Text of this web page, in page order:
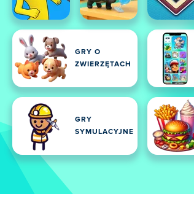
GRY O
ZWIERZĘTACH
GRY
SYMULACYJNE